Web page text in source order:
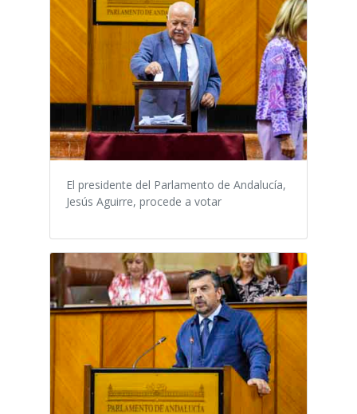
El presidente del Parlamento de Andalucía,
Jesús Aguirre, procede a votar